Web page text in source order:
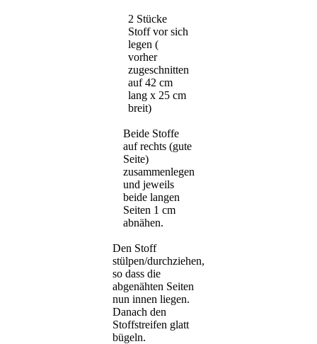
2 Stücke
Stoff vor sich
legen (
vorher
zugeschnitten
auf 42 cm
lang x 25 cm
breit)
Beide Stoffe
auf rechts (gute
Seite)
zusammenlegen
und jeweils
beide langen
Seiten 1 cm
abnähen.
Den Stoff
stülpen/durchziehen,
so dass die
abgenähten Seiten
nun innen liegen.
Danach den
Stoffstreifen glatt
bügeln.